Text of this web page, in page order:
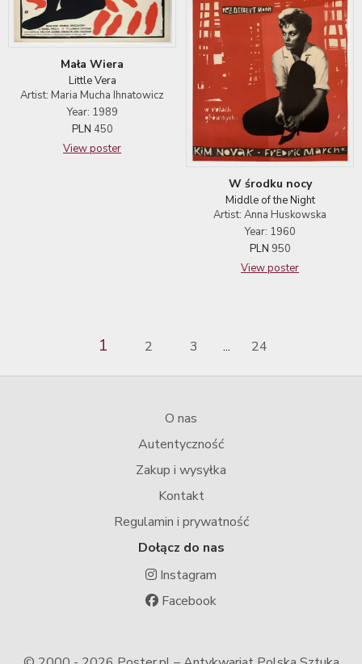
Mała Wiera
Little Vera
Artist: Maria Mucha Ihnatowicz
Year: 1989
PLN 450
View poster
W środku nocy
Middle of the Night
Artist: Anna Huskowska
Year: 1960
PLN 950
View poster
1 2 3 ... 24
O nas
Autentyczność
Zakup i wysyłka
Kontakt
Regulamin i prywatność
Dołącz do nas
Instagram
Facebook